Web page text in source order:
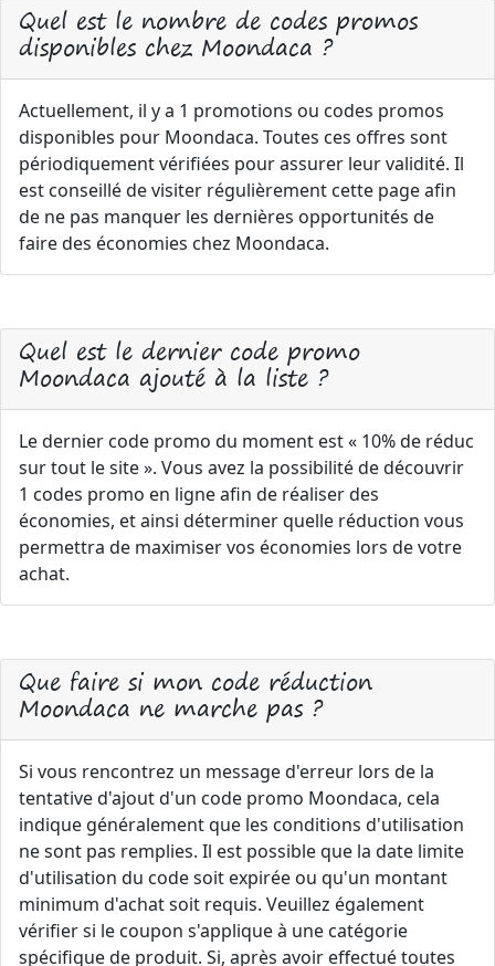
Quel est le nombre de codes promos
disponibles chez Moondaca ?
Actuellement, il y a 1 promotions ou codes promos
disponibles pour Moondaca. Toutes ces offres sont
périodiquement vérifiées pour assurer leur validité. Il
est conseillé de visiter régulièrement cette page afin
de ne pas manquer les dernières opportunités de
faire des économies chez Moondaca.
Quel est le dernier code promo
Moondaca ajouté à la liste ?
Le dernier code promo du moment est « 10% de réduc
sur tout le site ». Vous avez la possibilité de découvrir
1 codes promo en ligne afin de réaliser des
économies, et ainsi déterminer quelle réduction vous
permettra de maximiser vos économies lors de votre
achat.
Que faire si mon code réduction
Moondaca ne marche pas ?
Si vous rencontrez un message d'erreur lors de la
tentative d'ajout d'un code promo Moondaca, cela
indique généralement que les conditions d'utilisation
ne sont pas remplies. Il est possible que la date limite
d'utilisation du code soit expirée ou qu'un montant
minimum d'achat soit requis. Veuillez également
vérifier si le coupon s'applique à une catégorie
spécifique de produit. Si, après avoir effectué toutes